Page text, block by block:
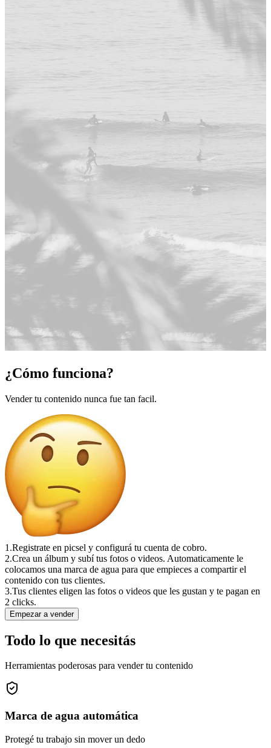
¿Cómo funciona?
Vender tu contenido nunca fue tan facil.
1.Registrate en picsel y configurá tu cuenta de cobro.
2.Crea un álbum y subí tus fotos o videos. Automaticamente le
colocamos una marca de agua para que empieces a compartir el
contenido con tus clientes.
3.Tus clientes eligen las fotos o videos que les gustan y te pagan en
2 clicks.
Empezar a vender
Todo lo que necesitás
Herramientas poderosas para vender tu contenido
Marca de agua automática
Protegé tu trabajo sin mover un dedo